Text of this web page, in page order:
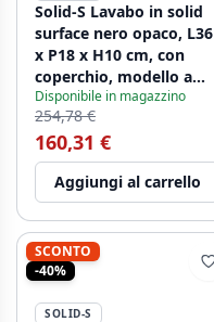
Solid-S Lavabo in solid
surface nero opaco, L36
x P18 x H10 cm, con
coperchio, modello a
sinistra senza foro per
rubinetto 1208954157
Disponibile in magazzino
254,78 €
160,31 €
Aggiungi al carrello
SCONTO
-40%
SOLID-S